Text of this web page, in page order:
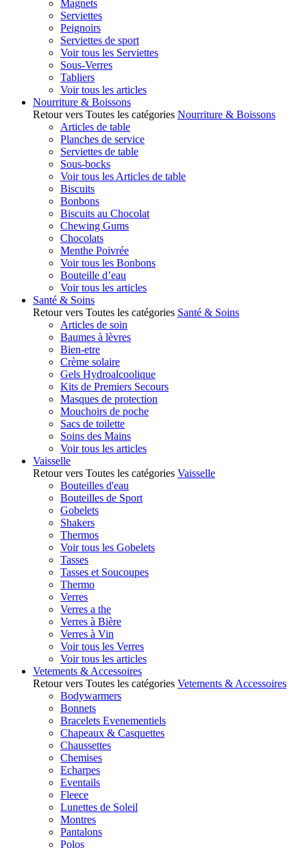
Magnets
Serviettes
Peignoirs
Serviettes de sport
Voir tous les Serviettes
Sous-Verres
Tabliers
Voir tous les articles
Nourriture & Boissons
Retour vers Toutes les catégories Nourriture & Boissons
Articles de table
Planches de service
Serviettes de table
Sous-bocks
Voir tous les Articles de table
Biscuits
Bonbons
Biscuits au Chocolat
Chewing Gums
Chocolats
Menthe Poivrée
Voir tous les Bonbons
Bouteille d’eau
Voir tous les articles
Santé & Soins
Retour vers Toutes les catégories Santé & Soins
Articles de soin
Baumes à lèvres
Bien-etre
Crème solaire
Gels Hydroalcoolique
Kits de Premiers Secours
Masques de protection
Mouchoirs de poche
Sacs de toilette
Soins des Mains
Voir tous les articles
Vaisselle
Retour vers Toutes les catégories Vaisselle
Bouteilles d'eau
Bouteilles de Sport
Gobelets
Shakers
Thermos
Voir tous les Gobelets
Tasses
Tasses et Soucoupes
Thermo
Verres
Verres a the
Verres à Bière
Verres à Vin
Voir tous les Verres
Voir tous les articles
Vetements & Accessoires
Retour vers Toutes les catégories Vetements & Accessoires
Bodywarmers
Bonnets
Bracelets Evenementiels
Chapeaux & Casquettes
Chaussettes
Chemises
Echarpes
Eventails
Fleece
Lunettes de Soleil
Montres
Pantalons
Polos